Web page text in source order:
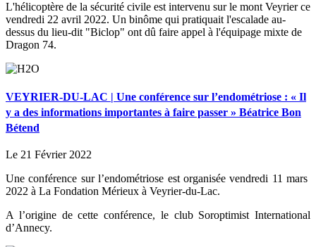
L'hélicoptère de la sécurité civile est intervenu sur le mont Veyrier ce
vendredi 22 avril 2022. Un binôme qui pratiquait l'escalade au-
dessus du lieu-dit "Biclop" ont dû faire appel à l'équipage mixte de
Dragon 74.
VEYRIER-DU-LAC | Une conférence sur l’endométriose : « Il
y a des informations importantes à faire passer » Béatrice Bon
Bétend
Le 21 Février 2022
Une conférence sur l’endométriose est organisée vendredi 11 mars
2022 à La Fondation Mérieux à Veyrier-du-Lac.
A l’origine de cette conférence, le club Soroptimist International
d’Annecy.